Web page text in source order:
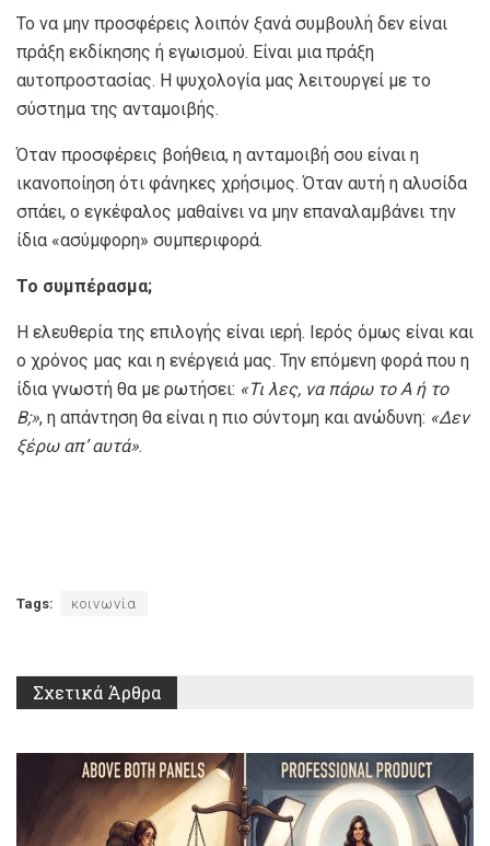
Το να μην προσφέρεις λοιπόν ξανά συμβουλή δεν είναι
πράξη εκδίκησης ή εγωισμού. Είναι μια πράξη
αυτοπροστασίας. Η ψυχολογία μας λειτουργεί με το
σύστημα της ανταμοιβής.
Όταν προσφέρεις βοήθεια, η ανταμοιβή σου είναι η
ικανοποίηση ότι φάνηκες χρήσιμος. Όταν αυτή η αλυσίδα
σπάει, ο εγκέφαλος μαθαίνει να μην επαναλαμβάνει την
ίδια «ασύμφορη» συμπεριφορά.
Το συμπέρασμα;
Η ελευθερία της επιλογής είναι ιερή. Ιερός όμως είναι και
ο χρόνος μας και η ενέργειά μας. Την επόμενη φορά που η
ίδια γνωστή θα με ρωτήσει: «Τι λες, να πάρω το Α ή το
Β;», η απάντηση θα είναι η πιο σύντομη και ανώδυνη: «Δεν
ξέρω απ’ αυτά».
Tags: κοινωνία
Σχετικά Άρθρα